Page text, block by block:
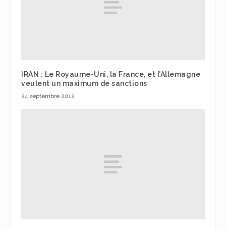
IRAN : Le Royaume-Uni, la France, et l’Allemagne
veulent un maximum de sanctions
24 septembre 2012